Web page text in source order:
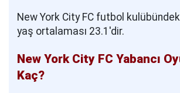
New York City FC futbol
yaş ortalaması 23.1'dir.
New York City FC Yabancı
Kaç?